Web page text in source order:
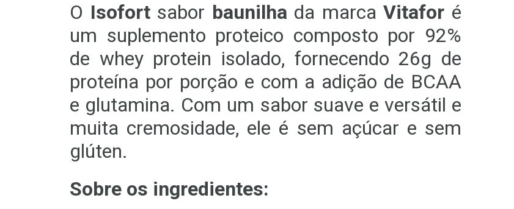
O Isofort sabor baunilha da marcaVitafor é
um suplemento proteico composto por 92%
de whey protein isolado, fornecendo 26g de
proteína por porção e com a adição de BCAA
e glutamina. Com um sabor suave e versátil e
muita cremosidade, ele é sem açúcar e sem
glúten.
Sobre os ingredientes: